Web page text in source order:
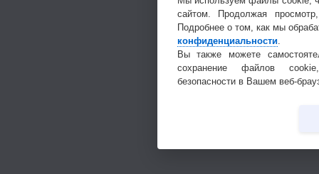
сайтом. Продолжая
Подробнее о том, как мы
конфиденциальности.
Вы также можете
сохранение файлов
безопасности в Вашем веб-